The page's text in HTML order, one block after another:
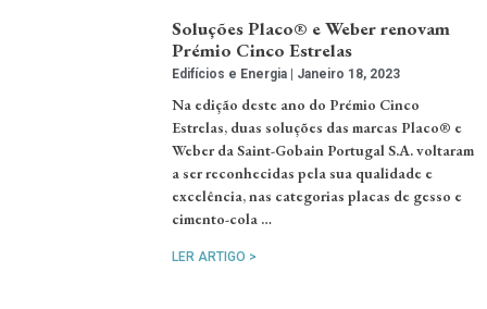
Soluções Placo® e Weber renovam
Prémio Cinco Estrelas
Edifícios e Energia Janeiro 18, 2023
Na edição deste ano do Prémio Cinco
Estrelas, duas soluções das marcas Placo® e
Weber da Saint-Gobain Portugal S.A. voltaram
a ser reconhecidas pela sua qualidade e
excelência, nas categorias placas de gesso e
cimento-cola …
LER ARTIGO >